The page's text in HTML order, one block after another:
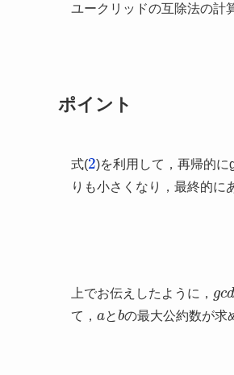
ユークリッドの互除法の計
ポイント
式(
2
)を利用して，再帰的
りも小さくなり，最終的に
上でお伝えしたように，
て，
と
b
の最大公約数が求